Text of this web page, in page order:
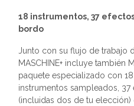
18 instrumentos, 37
bordo
Junto con su flujo de trabajo
MASCHINE+ incluye también
paquete especializado con
instrumentos sampleados,
(incluidas dos de tu elección)